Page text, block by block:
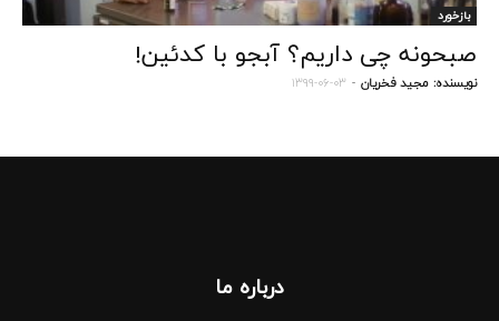
بازخورد
صبحونه چی داریم؟ آبجو با کدئین!
نویسنده: مجید فخریان - ۱۳۹۹-۰۶-۰۳
درباره‌ ما